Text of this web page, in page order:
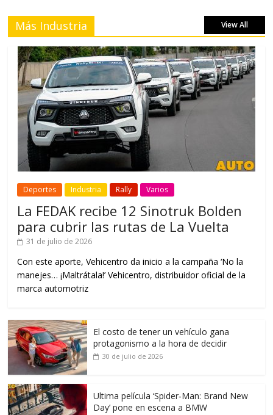
Más Industria View All
Deportes Industria Rally Varios
La FEDAK recibe 12 Sinotruk Bolden
para cubrir las rutas de La Vuelta
31 de julio de 2026
Con este aporte, Vehicentro da inicio a la campaña ‘No la
manejes… ¡Maltrátala!’ Vehicentro, distribuidor oficial de la
marca automotriz
El costo de tener un vehículo gana
protagonismo a la hora de decidir
30 de julio de 2026
Ultima película ‘Spider‑Man: Brand New
Day’ pone en escena a BMW